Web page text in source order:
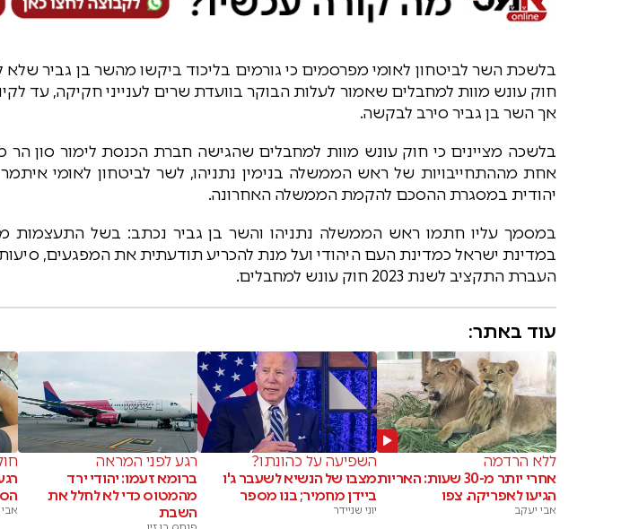
בלשכת השר לביטחון לאומי מפרסמים כי גורמים בליכוד ביקשו מהשר בן גביר שלא
חוק עונש מוות למחבלים שאמור לעלות הבוקר בוועדת שרים לענייני חקיקה, עד
אך השר בן גביר סירב לבקשה.
בלשכה מציינים כי חוק עונש מוות למחבלים שהגישה חברת הכנסת לימור סון הר
אחת מההתחייבויות של ראש הממשלה בנימין נתניהו, לשר לביטחון לאומי
יהודית במסגרת ההסכם להקמת הממשלה האחרונה.
במסמך עליו חתמו ראש הממשלה נתניהו והשר בן גביר נכתב: בשל התעצמות
במדינת ישראל כמדינת העם היהודי ועל מנת להכריע תודעתית את המפגעים,
העברת התקציב לשנת 2023 חוק עונש למחבלים.
עוד באתר:
ללא הרדמה
אחרי יותר מ-30 שעות: האריות
הגיעו לאפריקה. צפו
אבי יעקב
השפיעה על כהונתו?
מצבו של הנשיא לשעבר ג'ו
ביידן מחמיר; בנו מספר
יוני שניידר
רגע לפני המראה
ברומא זעמו: יהודי ירד
מהמטוס כדי לא לחלל את
השבת